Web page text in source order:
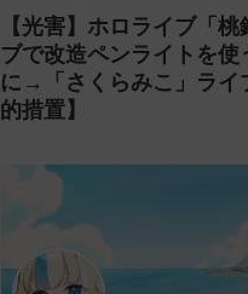
【光害】ホロライブ「
ブで改造ペンライトを使
に→「さくらみこ」ライ
的措置】